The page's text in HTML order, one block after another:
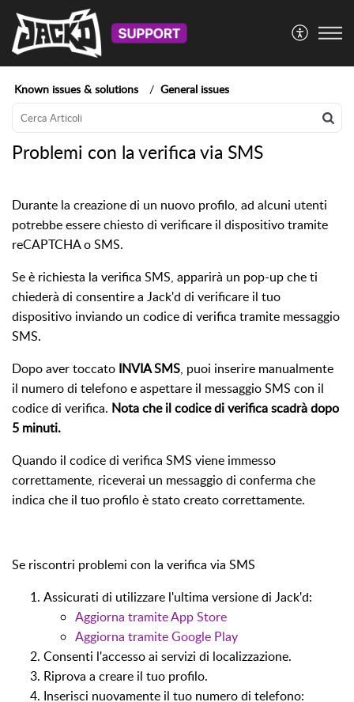
Known issues & solutions General issues
Problemi con la verifica via SMS
Durante la creazione di un nuovo profilo, ad alcuni utenti
potrebbe essere chiesto di verificare il dispositivo tramite
reCAPTCHA o SMS.
Se è richiesta la verifica SMS, apparirà un pop-up che ti
chiederà di consentire a Jack'd di verificare il tuo
dispositivo inviando un codice di verifica tramite messaggio
SMS.
Dopo aver toccato INVIA SMS, puoi inserire manualmente
il numero di telefono e aspettare il messaggio SMS con il
codice di verifica. Nota che il codice di verifica scadrà dopo
5 minuti.
Quando il codice di verifica SMS viene immesso
correttamente, riceverai un messaggio di conferma che
indica che il tuo profilo è stato creato correttamente.
Se riscontri problemi con la verifica via SMS
Assicurati di utilizzare l'ultima versione di Jack'd:
Aggiorna tramite App Store
Aggiorna tramite Google Play
Consenti l'accesso ai servizi di localizzazione.
Riprova a creare il tuo profilo.
Inserisci nuovamente il tuo numero di telefono: